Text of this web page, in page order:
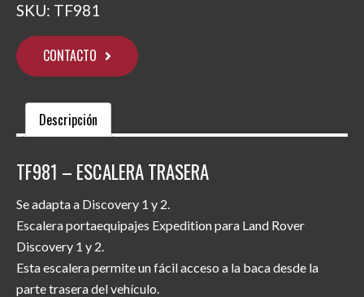
SKU: TF981
CONTACTO
Descripción
TF981 – ESCALERA TRASERA
Se adapta a Discovery 1 y 2.
Escalera portaequipajes Expedition para Land Rover
Discovery 1 y 2.
Esta escalera permite un fácil acceso a la baca desde la
parte trasera del vehículo.